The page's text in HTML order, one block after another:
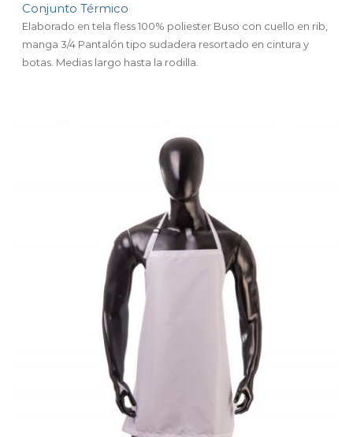
Conjunto Térmico
Elaborado en tela fless 100% poliester Buso con cuello en rib,
manga 3/4 Pantalón tipo sudadera resortado en cintura y
botas. Medias largo hasta la rodilla.